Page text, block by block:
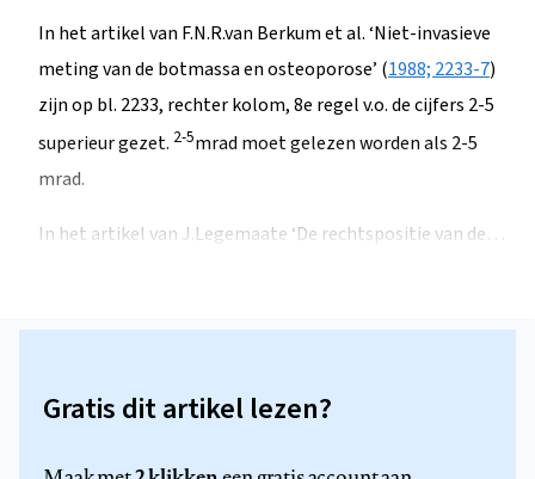
In het artikel van F.N.R.van Berkum et al. ‘Niet-invasieve
meting van de botmassa en osteoporose’ (1988; 2233-7)
zijn op bl. 2233, rechter kolom, 8e regel v.o. de cijfers 2-5
superieur gezet. 2-5mrad moet gelezen worden als 2-5
mrad.
In het artikel van J.Legemaate ‘De rechtspositie van de…
Gratis dit artikel lezen?